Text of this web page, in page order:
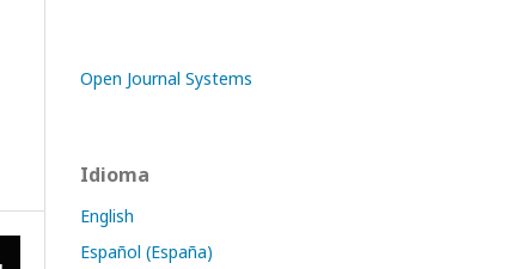
Open Journal Systems
Idioma
English
Español (España)